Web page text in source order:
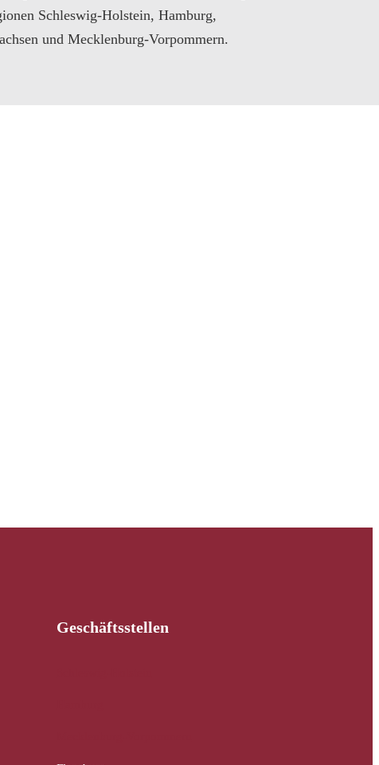
Schleswig-Holstein, Hamburg,
und Mecklenburg-Vorpommern.
Geschäftsstellen